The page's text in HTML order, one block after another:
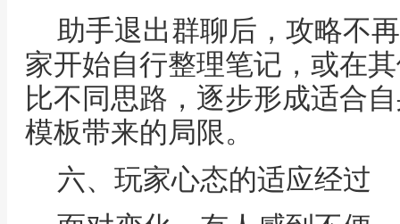
助手退出群聊后，攻略不
家开始自行整理笔记，或在
比不同思路，逐步形成适合
模板带来的局限。
六、玩家心态的适应经过